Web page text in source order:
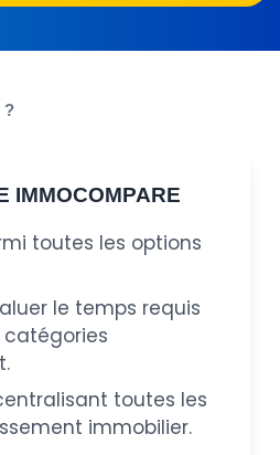
?
IMMOCOMPARE
toutes les options
le temps requis
catégories
toutes les
immobilier.